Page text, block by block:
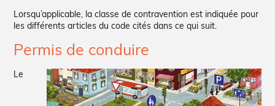
Lorsqu’applicable, la classe de contravention est indiquée pour
les différents articles du code cités dans ce qui suit.
Permis de conduire
Le